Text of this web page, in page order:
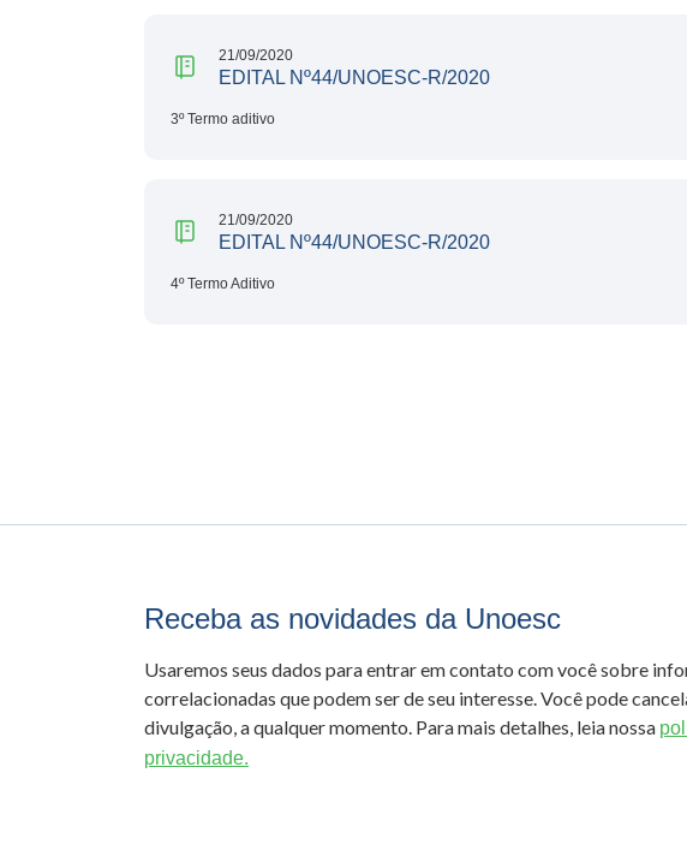
21/09/2020
EDITAL Nº44/UNOESC-R/2020
3º Termo aditivo
21/09/2020
EDITAL Nº44/UNOESC-R/2020
4º Termo Aditivo
Receba as novidades da Unoesc
Usaremos seus dados para entrar em contato com você sobre
correlacionadas que podem ser de seu interesse. Você pode
divulgação, a qualquer momento. Para mais detalhes, leia nossa
privacidade.